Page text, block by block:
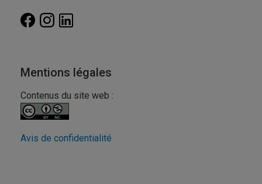
Mentions légales
Contenus du site web :
Avis de confidentialité